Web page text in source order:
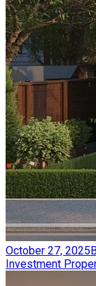
October 27, 2025
Investment